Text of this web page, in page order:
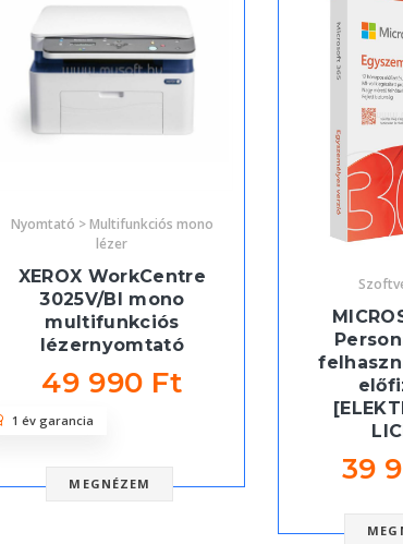
Nyomtató > Multifunkciós mono
lézer
XEROX WorkCentre
3025V/BI mono
multifunkciós
lézernyomtató
49 990 Ft
MEGNÉZEM
1 év garancia
39